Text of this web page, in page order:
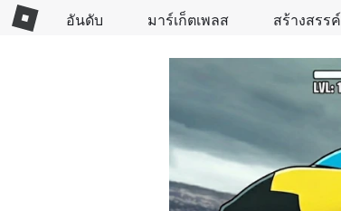
อันดับ มาร์เก็ตเพลส สร้างสรรค์